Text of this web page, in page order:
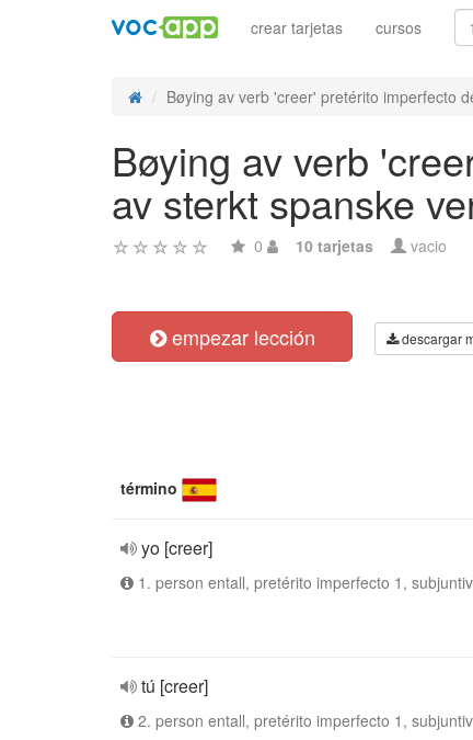
crear tarjetas cursos
Bøying av verb 'creer' pretérito imperfecto
Bøying av verb
av sterkt spanske
0 10 tarjetas vacio
empezar lección descargar
término
yo [creer]
1. person entall, pretérito imperfecto 1,
tú [creer]
2. person entall, pretérito imperfecto 1,